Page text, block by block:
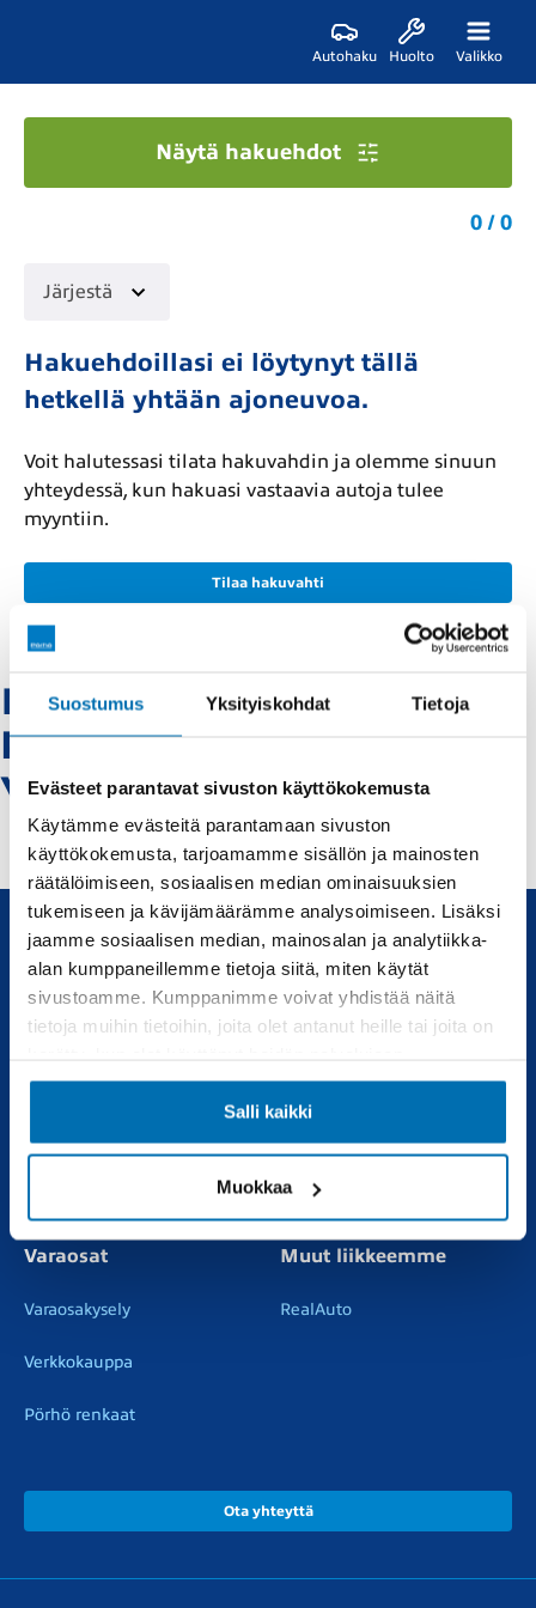
Suostumus Yksityiskohdat Tietoja
Evästeet parantavat sivuston käyttökokemusta
Käytämme evästeitä parantamaan sivuston
käyttökokemusta, tarjoamamme sisällön ja mainosten
räätälöimiseen, sosiaalisen median ominaisuuksien
tukemiseen ja kävijämäärämme analysoimiseen. Lisäksi
jaamme sosiaalisen median, mainosalan ja analytiikka-
alan kumppaneillemme tietoja siitä, miten käytät
sivustoamme. Kumppanimme voivat yhdistää näitä
tietoja muihin tietoihin, joita olet antanut heille tai joita on
Salli kaikki
Muokkaa
Autohaku Huolto Valikko
Mercedes-benz-
kokkola -
Vaihtoautot
Näytä hakuehdot
0 / 0
Järjestä
Hakuehdoillasi ei löytynyt tällä
hetkellä yhtään ajoneuvoa.
Voit halutessasi tilata hakuvahdin ja olemme sinuun
yhteydessä, kun hakuasi vastaavia autoja tulee
myyntiin.
Tilaa hakuvahti
Uudet ja käytetyt autot, sekä huollot joka tarpeeseen.
Automyynti
Uudet autot
Vaihtoautot
Huolto
Varaa huolto
Tuulilasipalvelu
Varaosat
Varaosakysely
Verkkokauppa
Pörhö renkaat
Muut liikkeemme
RealAuto
Ota yhteyttä